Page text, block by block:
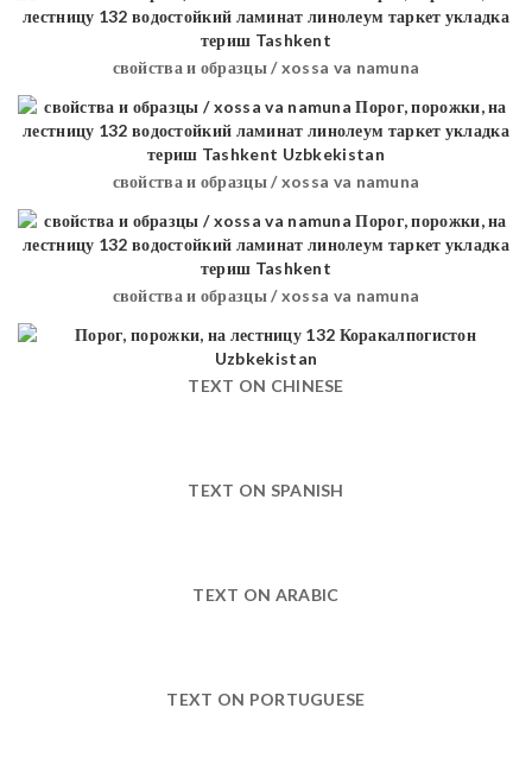
свойства и образцы / xossa va namuna
свойства и образцы / xossa va namuna
свойства и образцы / xossa va namuna
TEXT ON CHINESE
TEXT ON SPANISH
TEXT ON ARABIC
TEXT ON PORTUGUESE